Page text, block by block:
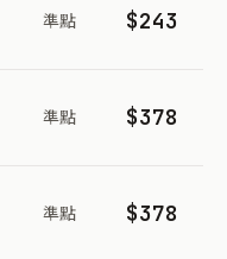
準點 $243
準點 $378
準點 $378